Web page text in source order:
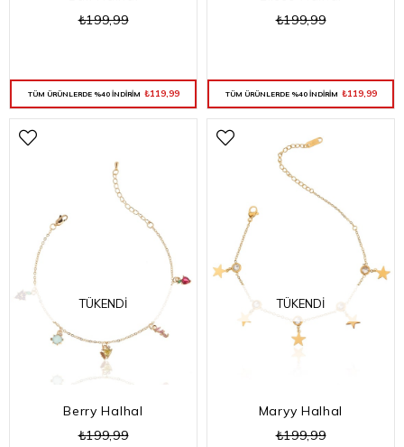
₺199,99
TÜM ÜRÜNLERDE %40 İNDİRİM ₺119,99
₺199,99
TÜM ÜRÜNLERDE %40 İNDİRİM ₺119,99
TÜKENDI
Berry Halhal
₺199,99
TÜKENDI
Maryy Halhal
₺199,99